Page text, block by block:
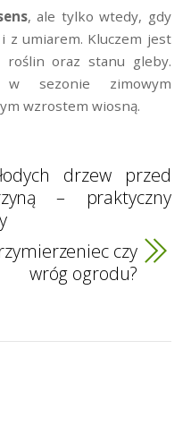
, ale tylko wtedy, gdy
z umiarem. Kluczem jest
roślin oraz stanu gleby.
w sezonie zimowym
wzrostem wiosną.
drzew przed
– praktyczny
czy
wróg ogrodu?